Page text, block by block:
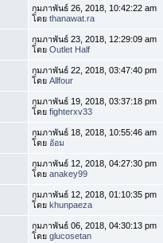
กุมภาพันธ์ 26, 2018, 10:42:22 am
โดยthanawat.ra
กุมภาพันธ์ 23, 2018, 12:29:09 am
โดยOutlet Half
กุมภาพันธ์ 22, 2018, 03:47:40 pm
โดยAllfour
กุมภาพันธ์ 19, 2018, 03:37:18 pm
โดยfighterxv33
กุมภาพันธ์ 18, 2018, 10:55:46 am
โดย อัอม
กุมภาพันธ์ 12, 2018, 04:27:30 pm
โดยanakey99
กุมภาพันธ์ 12, 2018, 01:10:35 pm
โดยkhunpaeza
กุมภาพันธ์ 06, 2018, 04:30:13 pm
โดยglucosetan